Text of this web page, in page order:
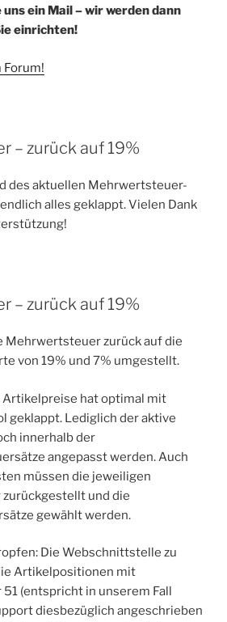
ein Mail – wir werden dann
einrichten!
Forum!
– zurück auf 19%
des aktuellen Mehrwertsteuer-
alles geklappt. Vielen Dank
– zurück auf 19%
Mehrwertsteuer zurück auf die
von 19% und 7% umgestellt.
Artikelpreise hat optimal mit
geklappt. Lediglich der aktive
innerhalb der
angepasst werden. Auch
müssen die jeweiligen
und die
gewählt werden.
Die Webschnittstelle zu
Artikelpositionen mit
(entspricht in unserem Fall
diesbezüglich angeschrieben